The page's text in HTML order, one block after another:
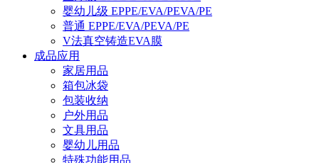
婴幼儿级 EPPE/EVA/PEVA/PE
普通 EPPE/EVA/PEVA/PE
V法真空铸造EVA膜
成品应用
家居用品
箱包冰袋
包装收纳
户外用品
文具用品
婴幼儿用品
特殊功能用品